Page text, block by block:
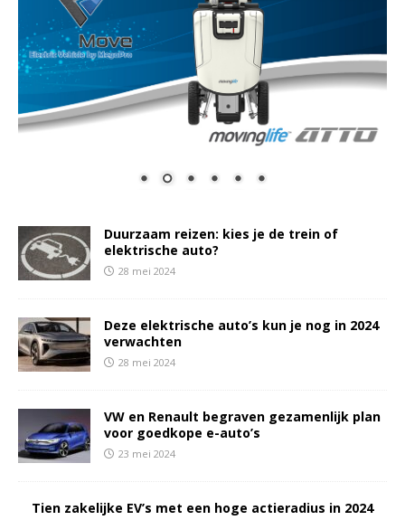
Duurzaam reizen: kies je de trein of
elektrische auto?
28 mei 2024
Deze elektrische auto’s kun je nog in 2024
verwachten
28 mei 2024
VW en Renault begraven gezamenlijk plan
voor goedkope e-auto’s
23 mei 2024
Tien zakelijke EV’s met een hoge actieradius in 2024